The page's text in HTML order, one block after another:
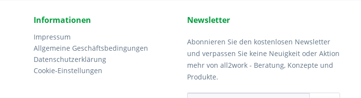
Informationen
Impressum
Allgemeine Geschäftsbedingungen
Datenschutzerklärung
Cookie-Einstellungen
Newsletter
Abonnieren Sie den kostenlosen Newsletter
und verpassen Sie keine Neuigkeit oder Aktion
mehr von all2work - Beratung, Konzepte und
Produkte.